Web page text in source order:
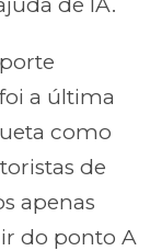
a última
como
de
apenas
do ponto A